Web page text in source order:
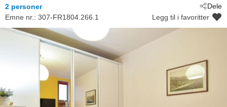
Dele
2 personer
Emne nr.: 307-FR1804.266.1 Legg til i favoritter